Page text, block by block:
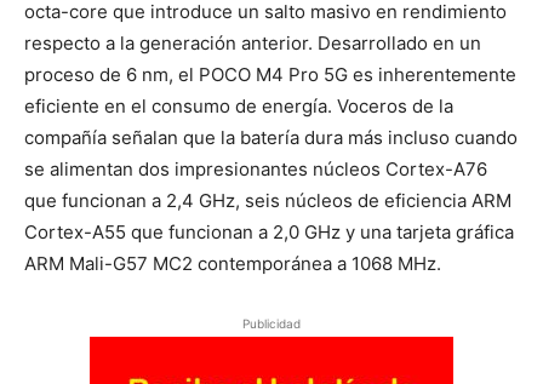
octa-core que introduce un salto masivo en rendimiento
respecto a la generación anterior. Desarrollado en un
proceso de 6 nm, el POCO M4 Pro 5G es inherentemente
eficiente en el consumo de energía. Voceros de la
compañía señalan que la batería dura más incluso cuando
se alimentan dos impresionantes núcleos Cortex-A76
que funcionan a 2,4 GHz, seis núcleos de eficiencia ARM
Cortex-A55 que funcionan a 2,0 GHz y una tarjeta gráfica
ARM Mali-G57 MC2 contemporánea a 1068 MHz.
Publicidad